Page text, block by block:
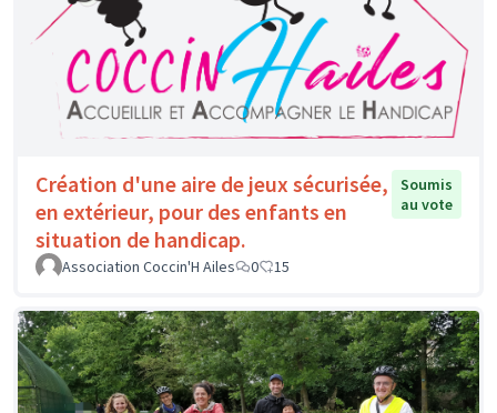
Création d'une aire de jeux sécurisée,
en extérieur, pour des enfants en
situation de handicap.
Soumis
au vote
Association Coccin'H Ailes 0 15